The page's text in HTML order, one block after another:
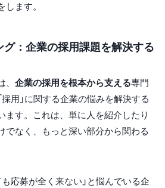
ます。
グ：企業の採用課題を解決する
企業の採用を根本から支える専門
用」に関する企業の悩みを解決する
ます。これは、単に人を紹介したり
でなく、もっと深い部分から関わる
応募が全く来ない」と悩んでいる企